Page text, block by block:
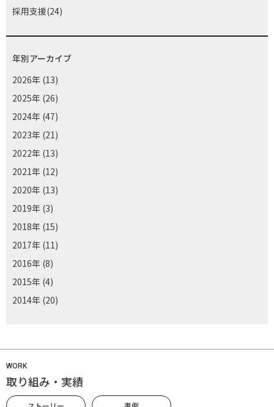
採用支援(24)
年別アーカイブ
2026年 (13)
2025年 (26)
2024年 (47)
2023年 (21)
2022年 (13)
2021年 (12)
2020年 (13)
2019年 (3)
2018年 (15)
2017年 (11)
2016年 (8)
2015年 (4)
2014年 (20)
WORK
取り組み・実績